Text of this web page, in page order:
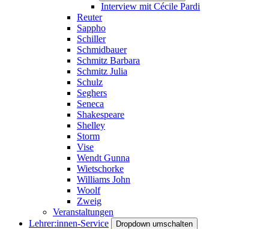
Interview mit Cécile Pardi
Reuter
Sappho
Schiller
Schmidbauer
Schmitz Barbara
Schmitz Julia
Schulz
Seghers
Seneca
Shakespeare
Shelley
Storm
Vise
Wendt Gunna
Wietschorke
Williams John
Woolf
Zweig
Veranstaltungen
Lehrer:innen-Service
Dropdown umschalten